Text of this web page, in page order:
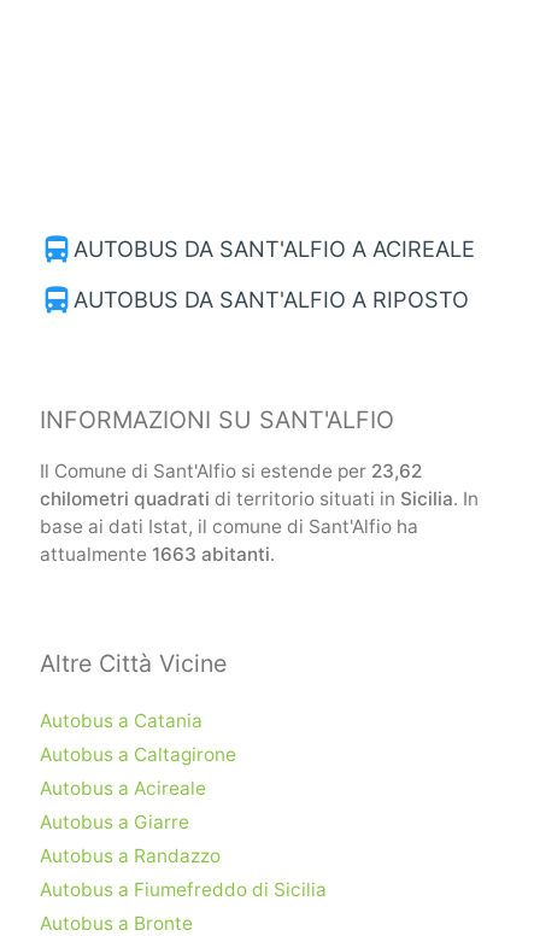
directions_bus AUTOBUS DA SANT'ALFIO A ACIREALE
directions_bus AUTOBUS DA SANT'ALFIO A RIPOSTO
INFORMAZIONI SU SANT'ALFIO
Il Comune di Sant'Alfio si estende per 23,62
chilometri quadrati di territorio situati in Sicilia. In
base ai dati Istat, il comune di Sant'Alfio ha
attualmente 1663 abitanti.
Altre Città Vicine
Autobus a Catania
Autobus a Caltagirone
Autobus a Acireale
Autobus a Giarre
Autobus a Randazzo
Autobus a Fiumefreddo di Sicilia
Autobus a Bronte